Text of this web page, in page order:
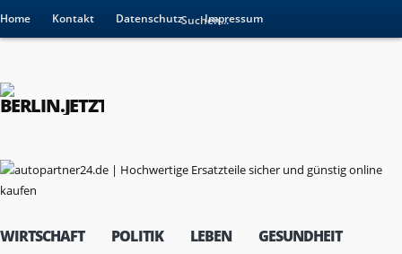
Home Kontakt Datenschutz Impressum
WIRTSCHAFT POLITIK LEBEN GESUNDHEIT